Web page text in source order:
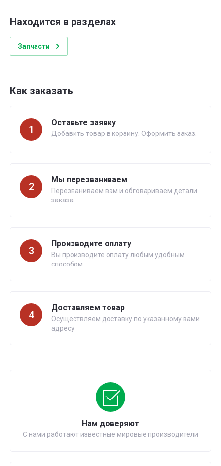
Находится в разделах
Запчасти
Как заказать
1
Оставьте заявку
Добавить товар в корзину. Оформить заказ.
2
Мы перезваниваем
Перезваниваем вам и обговариваем детали
заказа
3
Производите оплату
Вы производите оплату любым удобным
способом
4
Доставляем товар
Осуществляем доставку по указанному вами
адресу
Нам доверяют
С нами работают известные мировые производители